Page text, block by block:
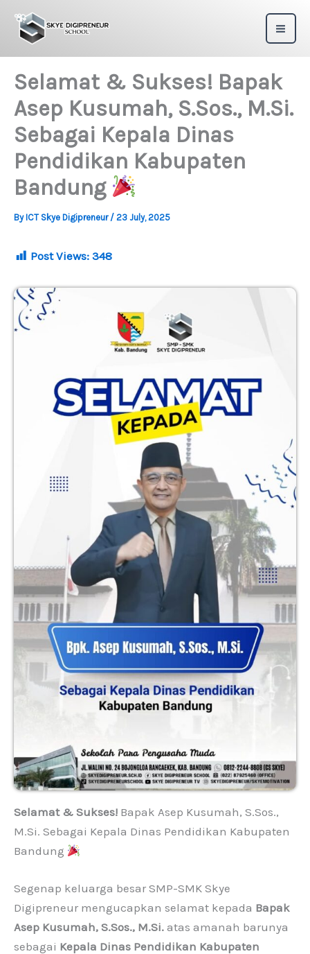
content
Selamat & Sukses! Bapak
Asep Kusumah, S.Sos., M.Si.
Sebagai Kepala Dinas
Pendidikan Kabupaten
Bandung
By ICT Skye Digipreneur / 23 July, 2025
Post Views: 348
Selamat & Sukses! Bapak Asep Kusumah, S.Sos.,
M.Si. Sebagai Kepala Dinas Pendidikan Kabupaten
Bandung
Segenap keluarga besar SMP-SMK Skye
Digipreneur mengucapkan selamat kepada Bapak
Asep Kusumah, S.Sos., M.Si. atas amanah barunya
sebagai Kepala Dinas Pendidikan Kabupaten